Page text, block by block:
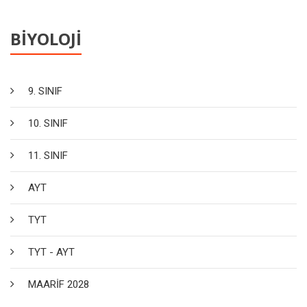
BİYOLOJİ
9. SINIF
10. SINIF
11. SINIF
AYT
TYT
TYT - AYT
MAARİF 2028